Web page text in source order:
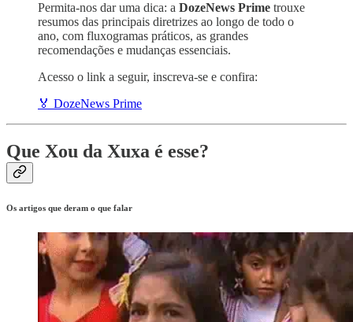
Permita-nos dar uma dica: a DozeNews Prime trouxe
resumos das principais diretrizes ao longo de todo o
ano, com fluxogramas práticos, as grandes
recomendações e mudanças essenciais.
Acesso o link a seguir, inscreva-se e confira:
🏅 DozeNews Prime
Que Xou da Xuxa é esse?
Os artigos que deram o que falar